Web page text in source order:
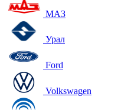
МАЗ
Урал
Ford
Volkswagen